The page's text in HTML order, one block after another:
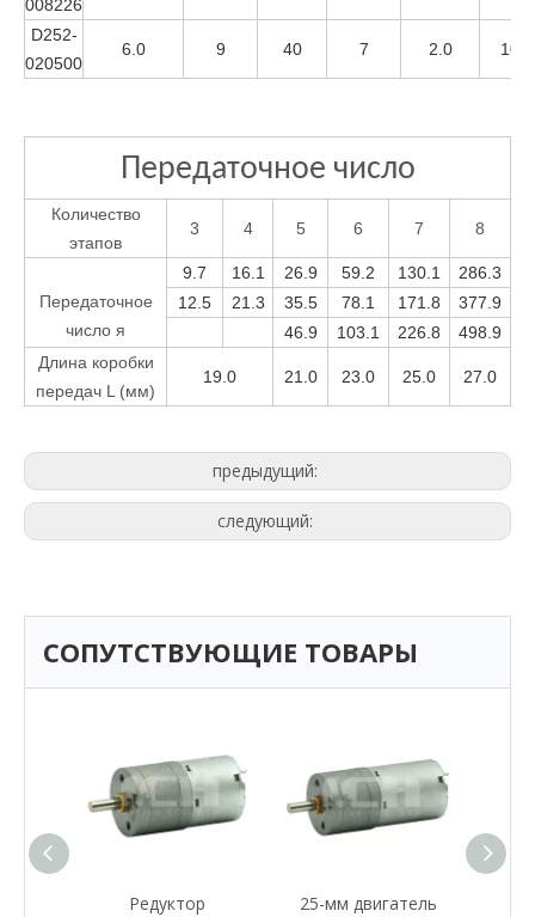
008226
D252-
020500
6.0 9 40 7 2.0 100
Передаточное число
Количество
этапов
3 4 5 6 7 8
Передаточное
число я
9.7 16.1 26.9 59.2 130.1
286.3
12.5
21.3 35.5 78.1 171.8
377.9
46.9
103.1 226.8
498.9
Длина коробки
передач L (мм)
19.0 21.0 23.0 25.0 27.0
предыдущий:
следующий:
СОПУТСТВУЮЩИЕ ТОВАРЫ
Редуктор
25-мм двигатель